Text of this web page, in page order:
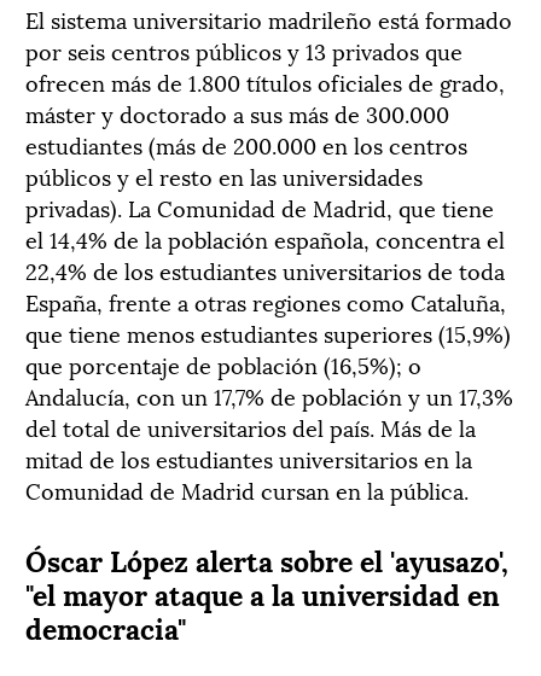
El sistema universitario madrileño está formado
por seis centros públicos y 13 privados que
ofrecen más de 1.800 títulos oficiales de grado,
máster y doctorado a sus más de 300.000
estudiantes (más de 200.000 en los centros
públicos y el resto en las universidades
privadas). La Comunidad de Madrid, que tiene
el 14,4% de la población española, concentra el
22,4% de los estudiantes universitarios de toda
España, frente a otras regiones como Cataluña,
que tiene menos estudiantes superiores (15,9%)
que porcentaje de población (16,5%); o
Andalucía, con un 17,7% de población y un 17,3%
del total de universitarios del país. Más de la
mitad de los estudiantes universitarios en la
Comunidad de Madrid cursan en la pública.
Óscar López alerta sobre el 'ayusazo',
"el mayor ataque a la universidad en
democracia"